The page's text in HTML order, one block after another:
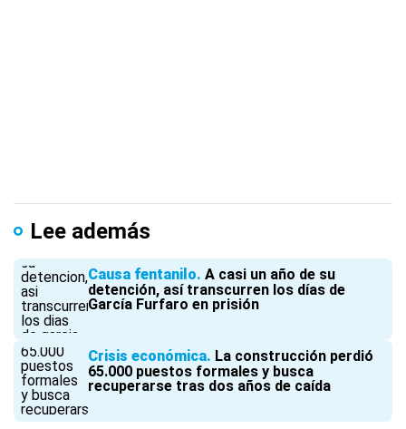
Lee además
Causa fentanilo A casi un año de su
detención, así transcurren los días de
García Furfaro en prisión
Crisis económica La construcción perdió
65.000 puestos formales y busca
recuperarse tras dos años de caída